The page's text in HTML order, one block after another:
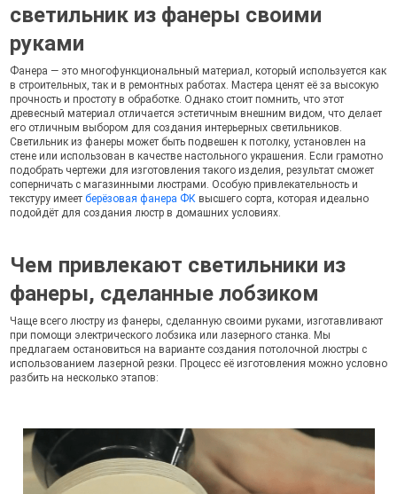
светильник из фанеры своими
руками
Фанера — это многофункциональный материал, который используется как
в строительных, так и в ремонтных работах. Мастера ценят её за высокую
прочность и простоту в обработке. Однако стоит помнить, что этот
древесный материал отличается эстетичным внешним видом, что делает
его отличным выбором для создания интерьерных светильников.
Светильник из фанеры может быть подвешен к потолку, установлен на
стене или использован в качестве настольного украшения. Если грамотно
подобрать чертежи для изготовления такого изделия, результат сможет
соперничать с магазинными люстрами. Особую привлекательность и
текстуру имеет берёзовая фанера ФК высшего сорта, которая идеально
подойдёт для создания люстр в домашних условиях.
Чем привлекают светильники из
фанеры, сделанные лобзиком
Чаще всего люстру из фанеры, сделанную своими руками, изготавливают
при помощи электрического лобзика или лазерного станка. Мы
предлагаем остановиться на варианте создания потолочной люстры с
использованием лазерной резки. Процесс её изготовления можно условно
разбить на несколько этапов: